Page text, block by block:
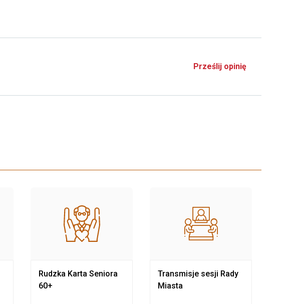
Prześlij opinię
Rudzka Karta Seniora
60+
Transmisje sesji Rady
Miasta